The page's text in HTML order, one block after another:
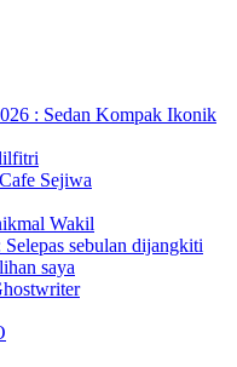
: Sedan Kompak Ikonik
Sejiwa
Wakil
sebulan dijangkiti
saya